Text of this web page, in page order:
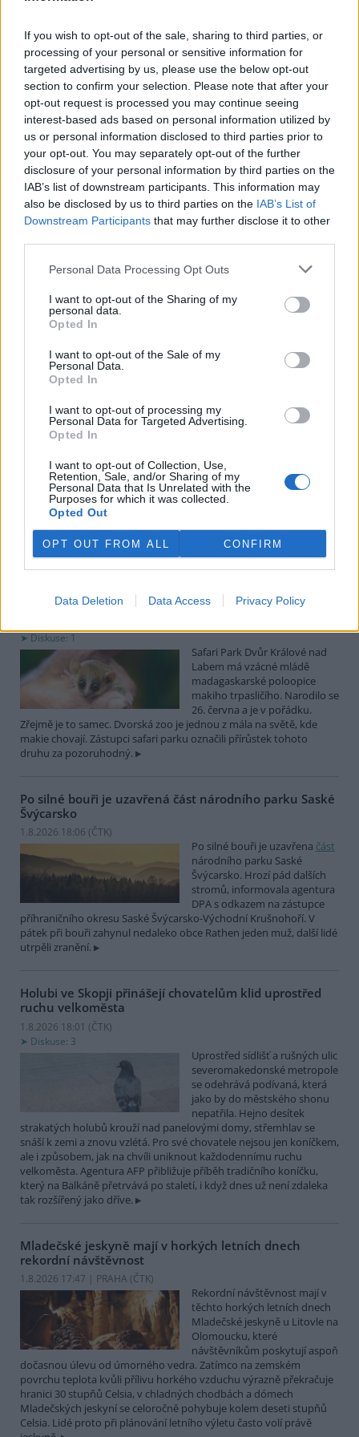
If you wish to opt-out of the sale, sharing to third parties, or
processing of your personal or sensitive information for
targeted advertising by us, please use the below opt-out
section to confirm your selection. Please note that after your
opt-out request is processed you may continue seeing
interest-based ads based on personal information utilized by
us or personal information disclosed to third parties prior to
your opt-out. You may separately opt-out of the further
disclosure of your personal information by third parties on the
IAB’s list of downstream participants. This information may
also be disclosed by us to third parties on the IAB’s List of
Downstream Participants that may further disclose it to other
Personal Data Processing Opt Outs
I want to opt-out of the Sharing of my
personal data.
Opted In
I want to opt-out of the Sale of my
Personal Data.
Opted In
I want to opt-out of processing my
Personal Data for Targeted Advertising.
Opted In
I want to opt-out of Collection, Use,
Retention, Sale, and/or Sharing of my
Personal Data that Is Unrelated with the
Purposes for which it was collected.
Opted Out
OPT OUT FROM ALL CONFIRM
Data Deletion Data Access Privacy Policy
bude příběh místní kdysi
významné obce s poštou,
četnickou stanicí i několika hostinci, která zanikla zhruba před 80
lety kvůli zřízení vojenského výcvikového prostoru Ralsko.
Opravený pomník chce geopark ukázat na konci srpna při akci
Proměny, která každoročně připomíná historii zaniklých obcí z
tohoto území. ČTK o tom informovala ředitelka Národního
geoparku Ralsko Lenka Mrázová.
Čeští a němečtí ochránci přírody obnoví biodiverzitu
kolem Liberce a Žitavy
2.8.2026 18:32 | LIBEREC (ČTK)
přírody chtějí obnovit
biologickou rozmanitost na
více než 150 hektarech
krajiny v okolí Liberce a německé Žitavy. Na společném
přeshraničním projektu budou spolupracovat tři organizace:
Čmelák – Společnost přátel přírody, Centrum ochrany přírody
Žitavské hory a Mezinárodní centrum setkávání St. Marienthal,
uvedl předseda spolku Čmelák Jan Korytář.
Sklizeň bylinek na Pardubicku je náročná a trvá měsíce
2.8.2026 18:12 | KŘIČEŇ (ČTK)
běžných zemědělských plodin.
Zatímco obilí zvládnou
zemědělci sklidit během
několika týdnů, u bylinek práce trvá měsíce. V Křični na Pardubicku
o tom vědí své, na Statku Junek vrcholí jedna z nejnáročnějších
částí sezony. ČTK to řekla majitelka hospodářství Iva Junková.
makiho trpasličího
Diskuse: 1
Safari Park Dvůr Králové nad
Labem má vzácné mládě
madagaskarské poloopice
makiho trpasličího. Narodilo se
26. června a je v pořádku.
Zřejmě je to samec. Dvorská zoo je jednou z mála na světě, kde
makie chovají. Zástupci safari parku označili přírůstek tohoto
druhu za pozoruhodný.
Po silné bouři je uzavřená část národního parku Saské
Švýcarsko
1.8.2026 18:06 (ČTK)
Po silné bouři je uzavřena část
národního parku Saské
Švýcarsko. Hrozí pád dalších
stromů, informovala agentura
DPA s odkazem na zástupce
příhraničního okresu Saské Švýcarsko-Východní Krušnohoří. V
pátek při bouři zahynul nedaleko obce Rathen jeden muž, další lidé
utrpěli zranění.
Holubi ve Skopji přinášejí chovatelům klid uprostřed
ruchu velkoměsta
1.8.2026 18:01 (ČTK)
Diskuse: 3
Uprostřed sídlišť a rušných ulic
severomakedonské metropole
se odehrává podívaná, která
jako by do městského shonu
nepatřila. Hejno desítek
strakatých holubů krouží nad panelovými domy, střemhlav se
snáší k zemi a znovu vzlétá. Pro své chovatele nejsou jen koníčkem,
ale i způsobem, jak na chvíli uniknout každodennímu ruchu
velkoměsta. Agentura AFP přibližuje příběh tradičního koníčku,
který na Balkáně přetrvává po staletí, i když dnes už není zdaleka
tak rozšířený jako dříve.
Mladečské jeskyně mají v horkých letních dnech
rekordní návštěvnost
1.8.2026 17:47 | PRAHA (ČTK)
Rekordní návštěvnost mají v
těchto horkých letních dnech
Mladečské jeskyně u Litovle na
Olomoucku, které
návštěvníkům poskytují aspoň
dočasnou úlevu od úmorného vedra. Zatímco na zemském
povrchu teplota kvůli přílivu horkého vzduchu výrazně překračuje
hranici 30 stupňů Celsia, v chladných chodbách a dómech
Mladečských jeskyní se celoročně pohybuje kolem deseti stupňů
Celsia. Lidé proto při plánování letního výletu často volí právě